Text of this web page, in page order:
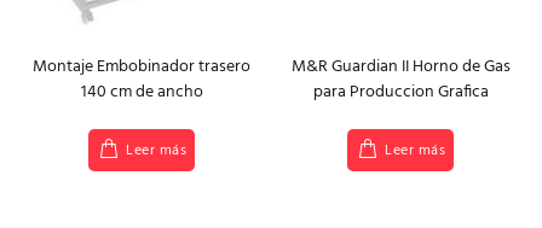
Montaje Embobinador trasero
140 cm de ancho
Leer más
M&R Guardian II Horno de Gas
para Produccion Grafica
Leer más